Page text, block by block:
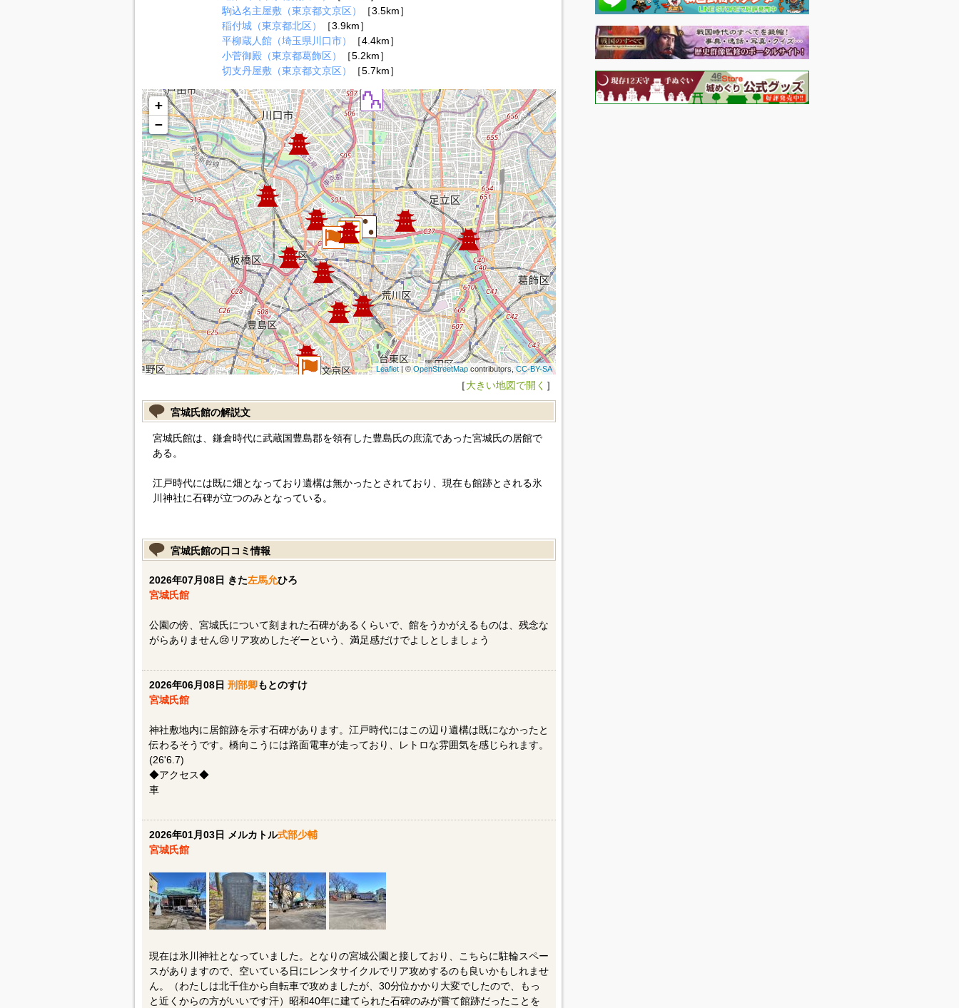
駒込名主屋敷（東京都文京区）
［3.5km］
稲付城（東京都北区）
［3.9km］
平柳蔵人館（埼玉県川口市）
［4.4km］
小菅御殿（東京都葛飾区）
［5.2km］
切支丹屋敷（東京都文京区）
［5.7km］
+
−
Leaflet| © OpenStreetMapcontributors,CC-BY-SA
［大きい地図で開く ］
宮城氏館の解説文
宮城氏館は、鎌倉時代に武蔵国豊島郡を領有した豊島氏の庶流であった宮城氏の居館で
ある。
江戸時代には既に畑となっており遺構は無かったとされており、現在も館跡とされる氷
川神社に石碑が立つのみとなっている。
宮城氏館の口コミ情報
2026年07月08日 きた左馬允ひろ
宮城氏館
公園の傍、宮城氏について刻まれた石碑があるくらいで、館をうかがえるものは、残念な
がらありません😢リア攻めしたぞーという、満足感だけでよしとしましょう
2026年06月08日 刑部卿もとのすけ
宮城氏館
神社敷地内に居館跡を示す石碑があります。江戸時代にはこの辺り遺構は既になかったと
伝わるそうです。橋向こうには路面電車が走っており、レトロな雰囲気を感じられます。
(26'6.7)
◆アクセス◆
車
2026年01月03日 メルカトル式部少輔
宮城氏館
現在は氷川神社となっていました。となりの宮城公園と接しており、こちらに駐輪スペー
スがありますので、空いている日にレンタサイクルでリア攻めするのも良いかもしれませ
ん。（わたしは北千住から自転車で攻めましたが、30分位かかり大変でしたので、もっ
と近くからの方がいいです汗）昭和40年に建てられた石碑のみが嘗て館跡だったことを